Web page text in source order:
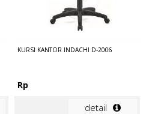
KURSI KANTOR INDACHI D-2006
Rp
detail